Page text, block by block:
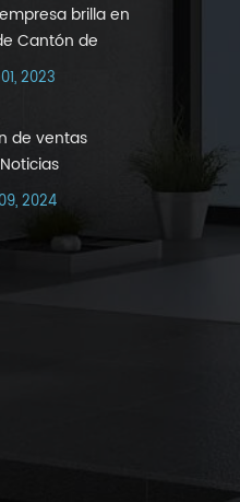
brilla en
Cantón de
2023 con Silver
2023
de ventas
2024